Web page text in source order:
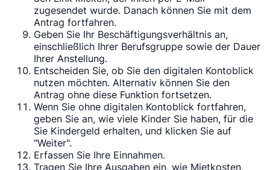
zugesendet wurde. Danach können Sie mit dem
Antrag fortfahren.
Geben Sie Ihr Beschäftigungsverhältnis an,
einschließlich Ihrer Berufsgruppe sowie der Dauer
Ihrer Anstellung.
Entscheiden Sie, ob Sie den digitalen Kontoblick
nutzen möchten. Alternativ können Sie den
Antrag ohne diese Funktion fortsetzen.
Wenn Sie ohne digitalen Kontoblick fortfahren,
geben Sie an, wie viele Kinder Sie haben, für die
Sie Kindergeld erhalten, und klicken Sie auf
"Weiter".
Erfassen Sie Ihre Einnahmen.
Tragen Sie Ihre Ausgaben ein, wie Mietkosten,